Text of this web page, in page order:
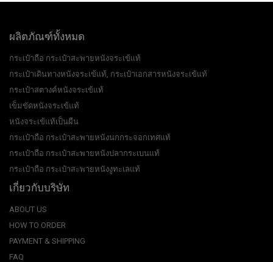
ผลิตภัณฑ์ทั้งหมด
กระเป๋าถือ กระเป๋าสะพายหนังจระเข้แท้
กระเป๋าเดินทางหนังจระเข้แท้, กระเป๋าเอกสารหนังจระเข้แท้
กระเป๋าสตางค์หนังจระเข้แท้
เข็มขัดหนังจระเข้แท้
หนังจระเข้แท้เป็นผืน
กระเป๋าถือ กระเป๋าสะพายหนังนกกระจอกเทศแท้
กระเป๋าถือ กระเป๋าสะพายหนังปลากระเบนแท้
กระเป๋าถือ กระเป๋าสะพายหนังงูทะเลแท้
เกี่ยวกับบริษัท
ABOUT US
HOW TO ORDER
PAYMENT & SHIPPING
FAQ